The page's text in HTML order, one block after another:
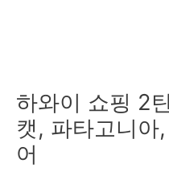
하와이 쇼핑 2
캣, 파타고니아
어